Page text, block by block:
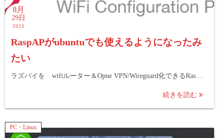
8月
29日
2023
RaspAPがubuntuでも使えるようになったみ
たい
ラズパイを wifiルーター＆Opne VPN/Wireguard化できるRas…
続きを読む
PC・Linux